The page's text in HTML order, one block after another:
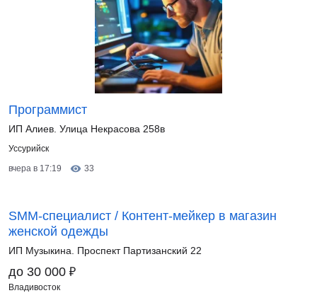
Программист
ИП Алиев. Улица Некрасова 258в
Уссурийск
вчера в 17:19
33
SMM-специалист / Контент-мейкер в магазин
женской одежды
ИП Музыкина. Проспект Партизанский 22
до 30 000 ₽
Владивосток